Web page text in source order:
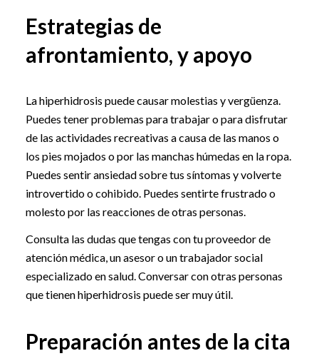
Estrategias de
afrontamiento, y apoyo
La hiperhidrosis puede causar molestias y vergüenza.
Puedes tener problemas para trabajar o para disfrutar
de las actividades recreativas a causa de las manos o
los pies mojados o por las manchas húmedas en la ropa.
Puedes sentir ansiedad sobre tus síntomas y volverte
introvertido o cohibido. Puedes sentirte frustrado o
molesto por las reacciones de otras personas.
Consulta las dudas que tengas con tu proveedor de
atención médica, un asesor o un trabajador social
especializado en salud. Conversar con otras personas
que tienen hiperhidrosis puede ser muy útil.
Preparación antes de la cita